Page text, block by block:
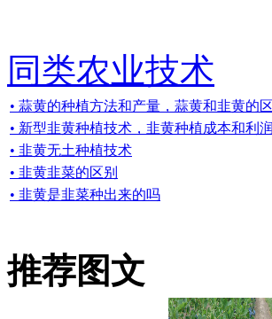
同类农业技术
• 蒜黄的种植方法和产量，蒜黄和韭黄的
• 新型韭黄种植技术，韭黄种植成本和利润
• 韭黄无土种植技术
• 韭黄韭菜的区别
• 韭黄是韭菜种出来的吗
推荐图文